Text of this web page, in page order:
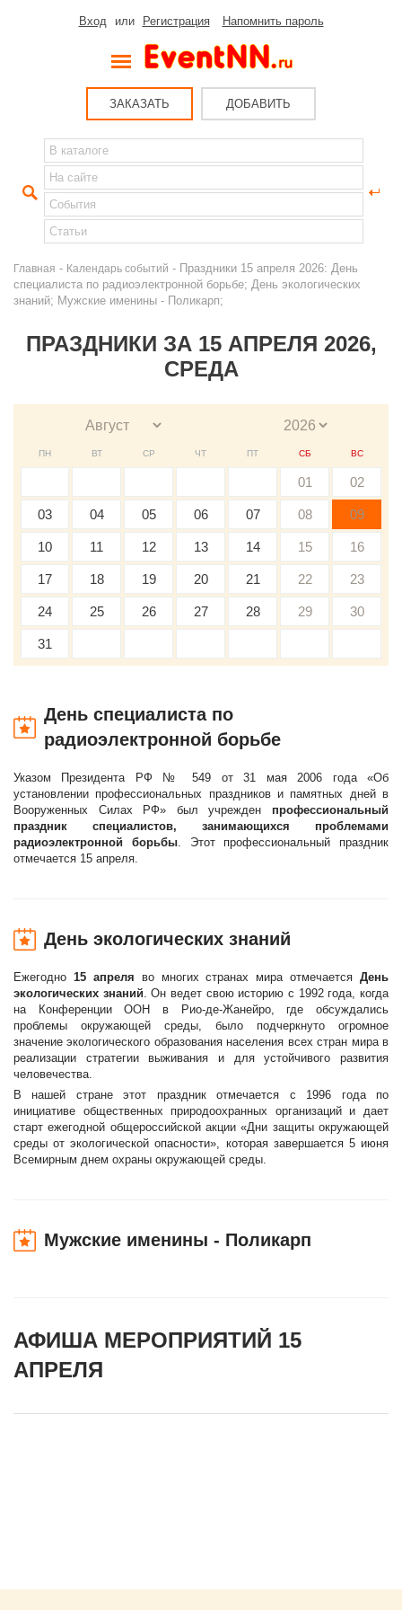
Вход или Регистрация Напомнить пароль
ЗАКАЗАТЬ ДОБАВИТЬ
Главная - Календарь событий - Праздники 15 апреля 2026: День
специалиста по радиоэлектронной борьбе; День экологических
знаний; Мужские именины - Поликарп;
ПРАЗДНИКИ ЗА 15 АПРЕЛЯ 2026,
СРЕДА
ПН ВТ СР ЧТ ПТ СБ ВС
01 02
03 04 05 06 07 08 09
10 11 12 13 14 15 16
17 18 19 20 21 22 23
24 25 26 27 28 29 30
31
День специалиста по
радиоэлектронной борьбе
Указом Президента РФ № 549 от 31 мая 2006 года «Об
установлении профессиональных праздников и памятных дней в
Вооруженных Силах РФ» был учрежден профессиональный
праздник специалистов, занимающихся проблемами
радиоэлектронной борьбы. Этот профессиональный праздник
отмечается 15 апреля.
День экологических знаний
Ежегодно 15 апреля во многих странах мира отмечается День
экологических знаний. Он ведет свою историю с 1992 года, когда
на Конференции ООН в Рио-де-Жанейро, где обсуждались
проблемы окружающей среды, было подчеркнуто огромное
значение экологического образования населения всех стран мира в
реализации стратегии выживания и для устойчивого развития
человечества.
В нашей стране этот праздник отмечается с 1996 года по
инициативе общественных природоохранных организаций и дает
старт ежегодной общероссийской акции «Дни защиты окружающей
среды от экологической опасности», которая завершается 5 июня
Всемирным днем охраны окружающей среды.
Мужские именины - Поликарп
АФИША МЕРОПРИЯТИЙ 15
АПРЕЛЯ